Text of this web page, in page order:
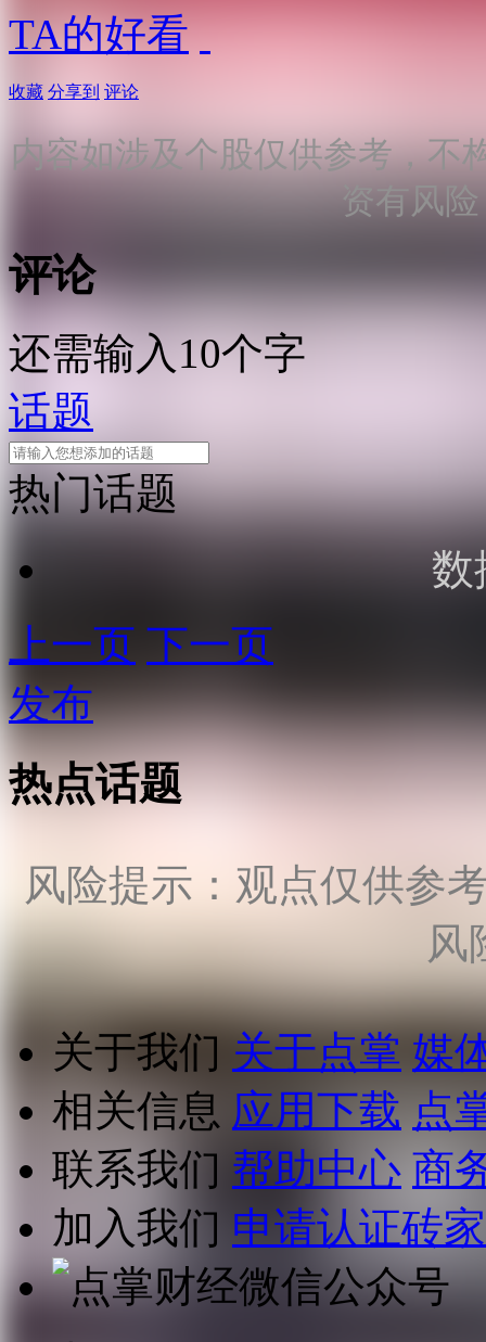
TA的好看
收藏 分享到 评论
内容如涉及个股仅供参考，不
资有风
评论
还需输入10个字
话题
热门话题
数
上一页 下一页
发布
热点话题
风险提示：观点仅供参
风
关于我们 关于点掌 媒
相关信息 应用下载 点
联系我们 帮助中心 商
加入我们 申请认证砖家